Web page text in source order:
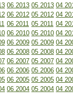
06 2013 05 2013 04
06 2012 05 2012 04
06 2011 05 2011 04
06 2010 05 2010 04
06 2009 05 2009 04
06 2008 05 2008 04
06 2007 05 2007 04
06 2006 05 2006 04
06 2005 05 2005 04
06 2004 05 2004 04